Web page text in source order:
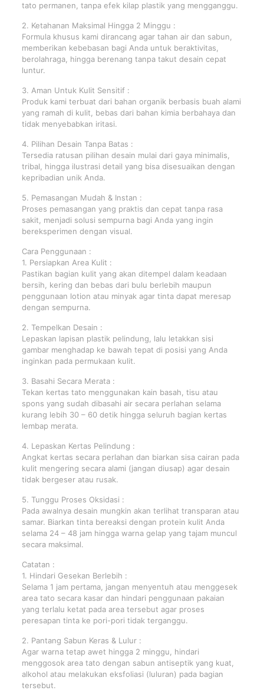
tato permanen, tanpa efek kilap plastik yang mengganggu.
2. Ketahanan Maksimal Hingga 2 Minggu :
Formula khusus kami dirancang agar tahan air dan sabun,
memberikan kebebasan bagi Anda untuk beraktivitas,
berolahraga, hingga berenang tanpa takut desain cepat
luntur.
3. Aman Untuk Kulit Sensitif :
Produk kami terbuat dari bahan organik berbasis buah alami
yang ramah di kulit, bebas dari bahan kimia berbahaya dan
tidak menyebabkan iritasi.
4. Pilihan Desain Tanpa Batas :
Tersedia ratusan pilihan desain mulai dari gaya minimalis,
tribal, hingga ilustrasi detail yang bisa disesuaikan dengan
kepribadian unik Anda.
5. Pemasangan Mudah & Instan :
Proses pemasangan yang praktis dan cepat tanpa rasa
sakit, menjadi solusi sempurna bagi Anda yang ingin
bereksperimen dengan visual.
Cara Penggunaan :
1. Persiapkan Area Kulit :
Pastikan bagian kulit yang akan ditempel dalam keadaan
bersih, kering dan bebas dari bulu berlebih maupun
penggunaan lotion atau minyak agar tinta dapat meresap
dengan sempurna.
2. Tempelkan Desain :
Lepaskan lapisan plastik pelindung, lalu letakkan sisi
gambar menghadap ke bawah tepat di posisi yang Anda
inginkan pada permukaan kulit.
3. Basahi Secara Merata :
Tekan kertas tato menggunakan kain basah, tisu atau
spons yang sudah dibasahi air secara perlahan selama
kurang lebih 30 – 60 detik hingga seluruh bagian kertas
lembap merata.
4. Lepaskan Kertas Pelindung :
Angkat kertas secara perlahan dan biarkan sisa cairan pada
kulit mengering secara alami (jangan diusap) agar desain
tidak bergeser atau rusak.
5. Tunggu Proses Oksidasi :
Pada awalnya desain mungkin akan terlihat transparan atau
samar. Biarkan tinta bereaksi dengan protein kulit Anda
selama 24 – 48 jam hingga warna gelap yang tajam muncul
secara maksimal.
Catatan :
1. Hindari Gesekan Berlebih :
Selama 1 jam pertama, jangan menyentuh atau menggesek
area tato secara kasar dan hindari penggunaan pakaian
yang terlalu ketat pada area tersebut agar proses
peresapan tinta ke pori-pori tidak terganggu.
2. Pantang Sabun Keras & Lulur :
Agar warna tetap awet hingga 2 minggu, hindari
menggosok area tato dengan sabun antiseptik yang kuat,
alkohol atau melakukan eksfoliasi (luluran) pada bagian
tersebut.